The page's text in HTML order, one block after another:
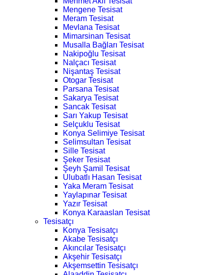
Mengene Tesisat
Meram Tesisat
Mevlana Tesisat
Mimarsinan Tesisat
Musalla Bağları Tesisat
Nakipoğlu Tesisat
Nalçacı Tesisat
Nişantaş Tesisat
Otogar Tesisat
Parsana Tesisat
Sakarya Tesisat
Sancak Tesisat
Sarı Yakup Tesisat
Selçuklu Tesisat
Konya Selimiye Tesisat
Selimsultan Tesisat
Sille Tesisat
Şeker Tesisat
Şeyh Şamil Tesisat
Ulubatlı Hasan Tesisat
Yaka Meram Tesisat
Yaylapınar Tesisat
Yazır Tesisat
Konya Karaaslan Tesisat
Tesisatçı
Konya Tesisatçı
Akabe Tesisatçı
Akıncılar Tesisatçı
Akşehir Tesisatçı
Akşemsettin Tesisatçı